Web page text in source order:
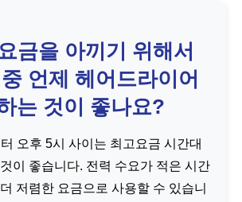
금을 아끼기 위해서
언제 헤어드라이어
는 것이 좋나요?
오후 5시 사이는 최고요금 시간대
이 좋습니다. 전력 수요가 적은 시간
저렴한 요금으로 사용할 수 있습니